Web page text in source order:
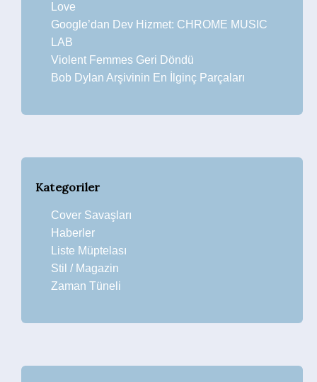
Love
Google’dan Dev Hizmet: CHROME MUSIC
LAB
Violent Femmes Geri Döndü
Bob Dylan Arşivinin En İlginç Parçaları
Kategoriler
Cover Savaşları
Haberler
Liste Müptelası
Stil / Magazin
Zaman Tüneli